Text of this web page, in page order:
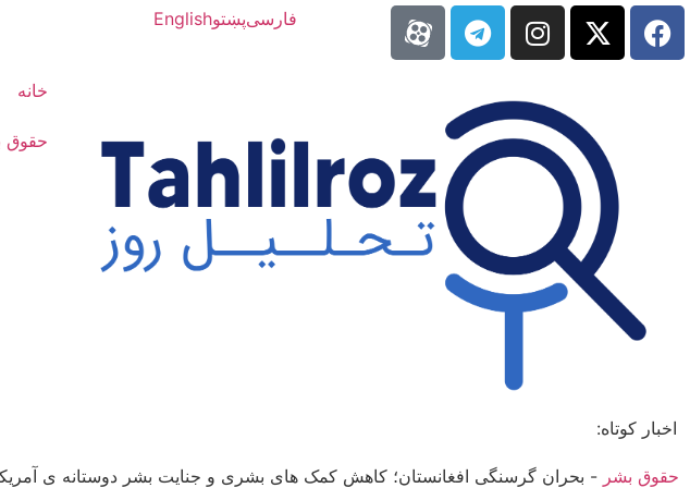
فارسیپښتوEnglish
خانه
حقوق
اخبار کوتاه:
حقوق بشر - بحران گرسنگی افغانستان؛ کاهش کمک های بشری و جنایت بشر دوستانه ­ی